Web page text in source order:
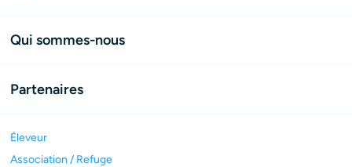
Qui sommes-nous
Partenaires
Éleveur
Association / Refuge